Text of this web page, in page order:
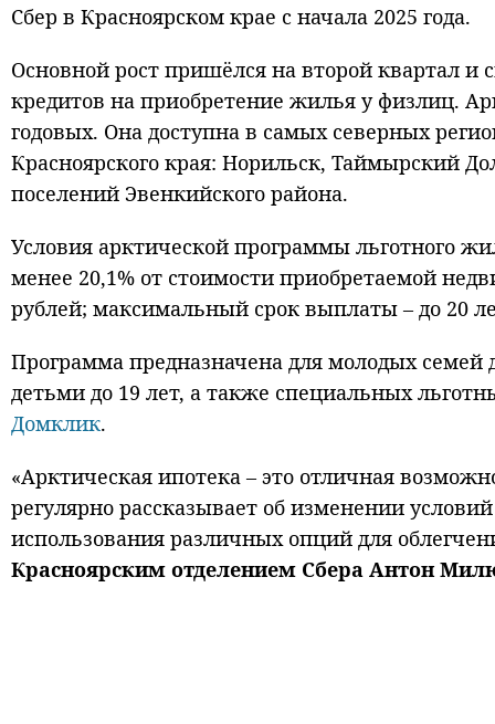
Сбер в Красноярском крае с начала 2025 года.
Основной рост пришёлся на второй квартал и
кредитов на приобретение жилья у физлиц.
годовых. Она доступна в самых северных
Красноярского края: Норильск, Таймырский
поселений Эвенкийского района.
Условия арктической программы льготного
менее 20,1% от стоимости приобретаемой
рублей; максимальный срок выплаты – до 20
Программа предназначена для молодых семей
детьми до 19 лет, а также специальных
Домклик.
«Арктическая ипотека – это отличная
регулярно рассказывает об изменении
использования различных опций для
Красноярским отделением Сбера Антон